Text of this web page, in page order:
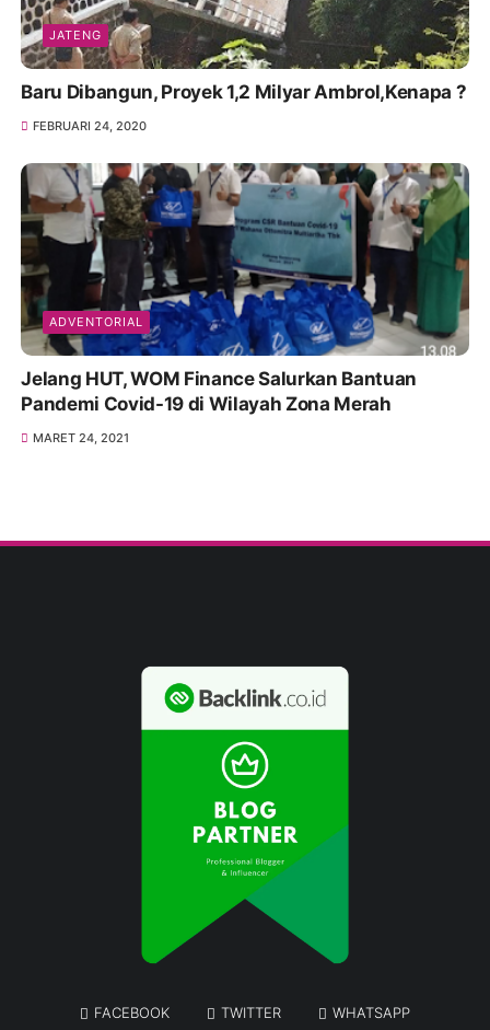
JATENG
Baru Dibangun, Proyek 1,2 Milyar Ambrol,Kenapa ?
FEBRUARI 24, 2020
ADVENTORIAL
Jelang HUT, WOM Finance Salurkan Bantuan
Pandemi Covid-19 di Wilayah Zona Merah
MARET 24, 2021
FACEBOOK TWITTER
WHATSAPP